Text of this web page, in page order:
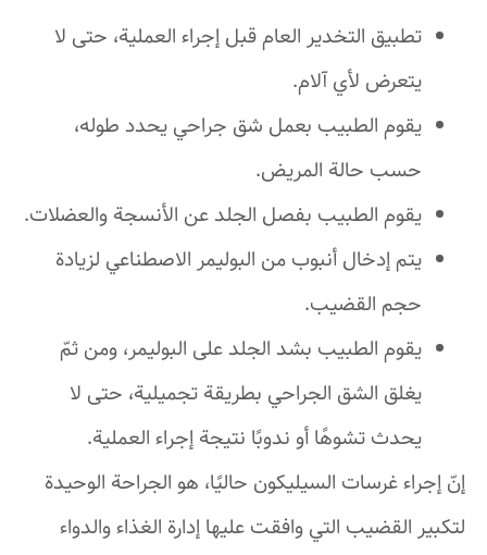
تطبيق التخدير العام قبل إجراء العملية، حتى لا
يتعرض لأي آلام.
يقوم الطبيب بعمل شق جراحي يحدد طوله،
حسب حالة المريض.
يقوم الطبيب بفصل الجلد عن الأنسجة والعضلات.
يتم إدخال أنبوب من البوليمر الاصطناعي لزيادة
حجم القضيب.
يقوم الطبيب بشد الجلد على البوليمر، ومن ثمّ
يغلق الشق الجراحي بطريقة تجميلية، حتى لا
يحدث تشوهًا أو ندوبًا نتيجة إجراء العملية.
إنّ إجراء غرسات السيليكون حاليًا، هو الجراحة الوحيدة
لتكبير القضيب التي وافقت عليها إدارة الغذاء والدواء